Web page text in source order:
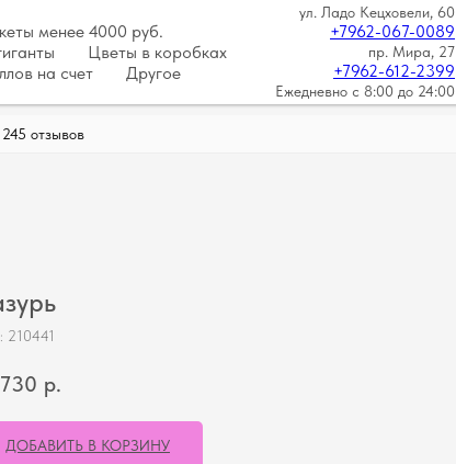
менее 4000 руб.
Цветы в коробках
на счет Другое
ул. Ладо Кецховели, 60
+7962-067-0089
пр. Мира, 27
+7962-612-2399
Ежедневно с 8:00 до 24:00
отзывов
210441
р.
ДОБАВИТЬ В КОРЗИНУ